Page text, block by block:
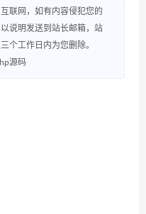
联网，如有内容侵犯您的
说明发送到站长邮箱，站
个工作日内为您删除。
源码